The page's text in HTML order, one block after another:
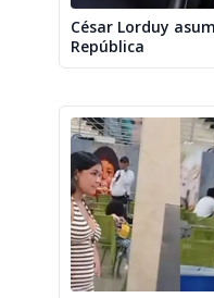
César Lorduy
República